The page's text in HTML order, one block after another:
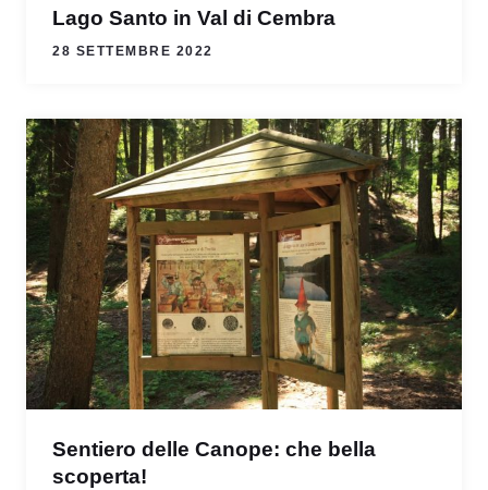
Lago Santo in Val di Cembra
28 SETTEMBRE 2022
Sentiero delle Canope: che bella
scoperta!